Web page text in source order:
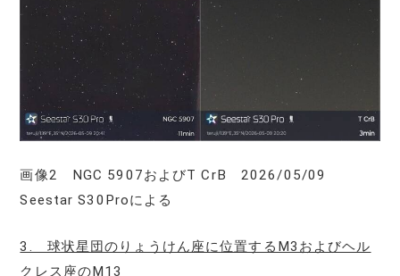
画像2 NGC 5907およびT CrB 2026/05/09
Seestar S30Proによる
3. 球状星団のりょうけん座に位置するM3およびヘル
クレス座のM13